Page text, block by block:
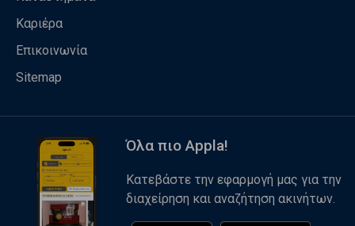
Καριέρα
Επικοινωνία
Sitemap
Όλα πιο Appla!
Κατεβάστε την εφαρμογή μας για την
διαχείρηση και αναζήτηση ακινήτων.